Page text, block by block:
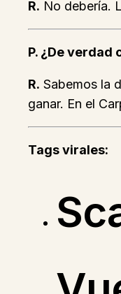
R. No debería.
P. ¿De verdad
R. Sabemos la
ganar. En el
Tags virales: